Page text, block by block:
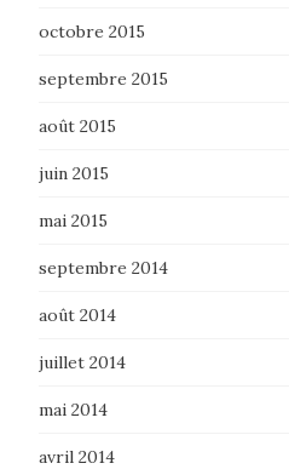
octobre 2015
septembre 2015
août 2015
juin 2015
mai 2015
septembre 2014
août 2014
juillet 2014
mai 2014
avril 2014